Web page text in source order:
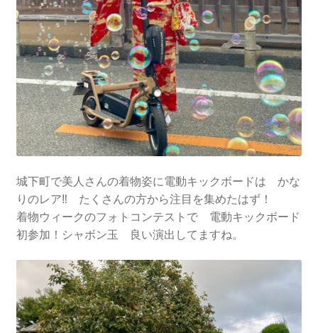
城下町で美人さんの着物姿に電動キックボードは かな
りのレア‼ たくさんの方から注目を集めたはず！
着物ウィークのフォトコンテストで 電動キックボード
初参加！シャボン玉 良い演出してますね。